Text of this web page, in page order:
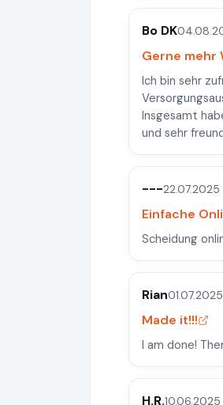
Bo DK
Gerne mehr
Ich bin sehr
Insgesamt
und sehr
---22.07.2025
Einfache
Scheidung
Rian01.07.2025
Made it!!!
I am done!
H.R.10.06.2025